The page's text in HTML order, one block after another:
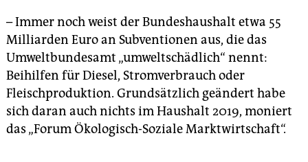
– Immer noch weist der Bundeshaushalt etwa 55
Milliarden Euro an Subventionen aus, die das
Umweltbundesamt „umweltschädlich“ nennt:
Beihilfen für Diesel, Stromverbrauch oder
Fleischproduktion. Grundsätzlich geändert habe
sich daran auch nichts im Haushalt 2019, moniert
das „Forum Ökologisch-Soziale Marktwirtschaft“.